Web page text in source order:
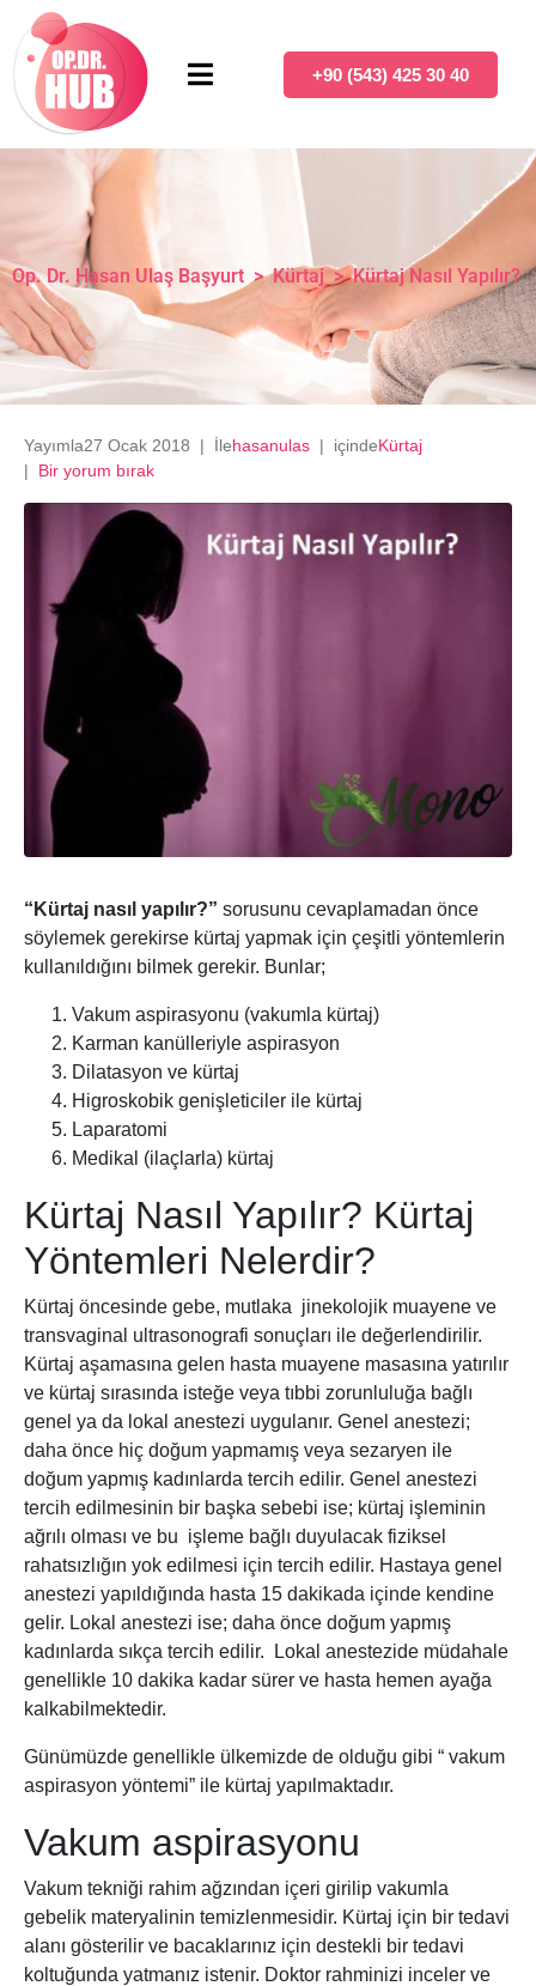
+90 (543) 425 30 40
Op. Dr. Hasan Ulaş Başyurt >Kürtaj >Kürtaj Nasıl Yapılır?
Yayımla27 Ocak 2018 İlehasanulas içindeKürtaj
Bir yorum bırak
“Kürtaj nasıl yapılır?” sorusunu cevaplamadan önce
söylemek gerekirse kürtaj yapmak için çeşitli yöntemlerin
kullanıldığını bilmek gerekir. Bunlar;
Vakum aspirasyonu (vakumla kürtaj)
Karman kanülleriyle aspirasyon
Dilatasyon ve kürtaj
Higroskobik genişleticiler ile kürtaj
Laparatomi
Medikal (ilaçlarla) kürtaj
Kürtaj Nasıl Yapılır? Kürtaj
Yöntemleri Nelerdir?
Kürtaj öncesinde gebe, mutlaka jinekolojik muayene ve
transvaginal ultrasonografi sonuçları ile değerlendirilir.
Kürtaj aşamasına gelen hasta muayene masasına yatırılır
ve kürtaj sırasında isteğe veya tıbbi zorunluluğa bağlı
genel ya da lokal anestezi uygulanır. Genel anestezi;
daha önce hiç doğum yapmamış veya sezaryen ile
doğum yapmış kadınlarda tercih edilir. Genel anestezi
tercih edilmesinin bir başka sebebi ise; kürtaj işleminin
ağrılı olması ve bu işleme bağlı duyulacak fiziksel
rahatsızlığın yok edilmesi için tercih edilir. Hastaya genel
anestezi yapıldığında hasta 15 dakikada içinde kendine
gelir. Lokal anestezi ise; daha önce doğum yapmış
kadınlarda sıkça tercih edilir. Lokal anestezide müdahale
genellikle 10 dakika kadar sürer ve hasta hemen ayağa
kalkabilmektedir.
Günümüzde genellikle ülkemizde de olduğu gibi “ vakum
aspirasyon yöntemi” ile kürtaj yapılmaktadır.
Vakum aspirasyonu
Vakum tekniği rahim ağzından içeri girilip vakumla
gebelik materyalinin temizlenmesidir. Kürtaj için bir tedavi
alanı gösterilir ve bacaklarınız için destekli bir tedavi
koltuğunda yatmanız istenir. Doktor rahminizi inceler ve